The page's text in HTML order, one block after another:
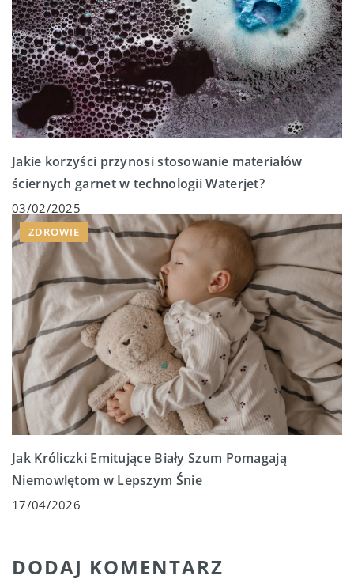
Jakie korzyści przynosi stosowanie materiałów
ściernych garnet w technologii Waterjet?
03/02/2025
ZDROWIE
Jak Króliczki Emitujące Biały Szum Pomagają
Niemowlętom w Lepszym Śnie
17/04/2026
DODAJ KOMENTARZ